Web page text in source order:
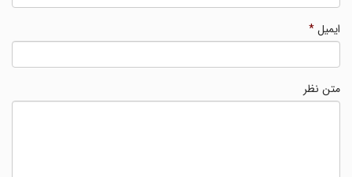
ایمیل*
متن نظر